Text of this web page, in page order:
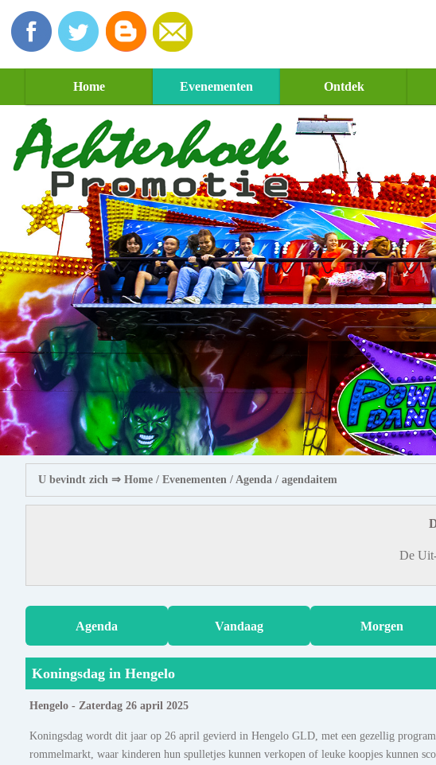
Home Evenementen Ontdek
U bevindt zich ⇒ Home / Evenementen / Agenda / agendaitem
De
Agenda Vandaag Morgen
Koningsdag in Hengelo
Hengelo - Zaterdag 26 april 2025
Koningsdag wordt dit jaar op 26 april gevierd in Hengelo GLD, met een gezellig
rommelmarkt, waar kinderen hun spulletjes kunnen verkopen of leuke koopjes kunnen